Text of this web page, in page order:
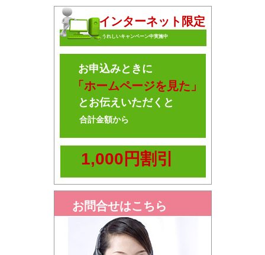
インターネット限定
うれしいキャンペーン中実施中
お申込みときに
「ホームページを見た」
とお伝えいただくと
合計金額から
1,000円割引
お問合せはこちら